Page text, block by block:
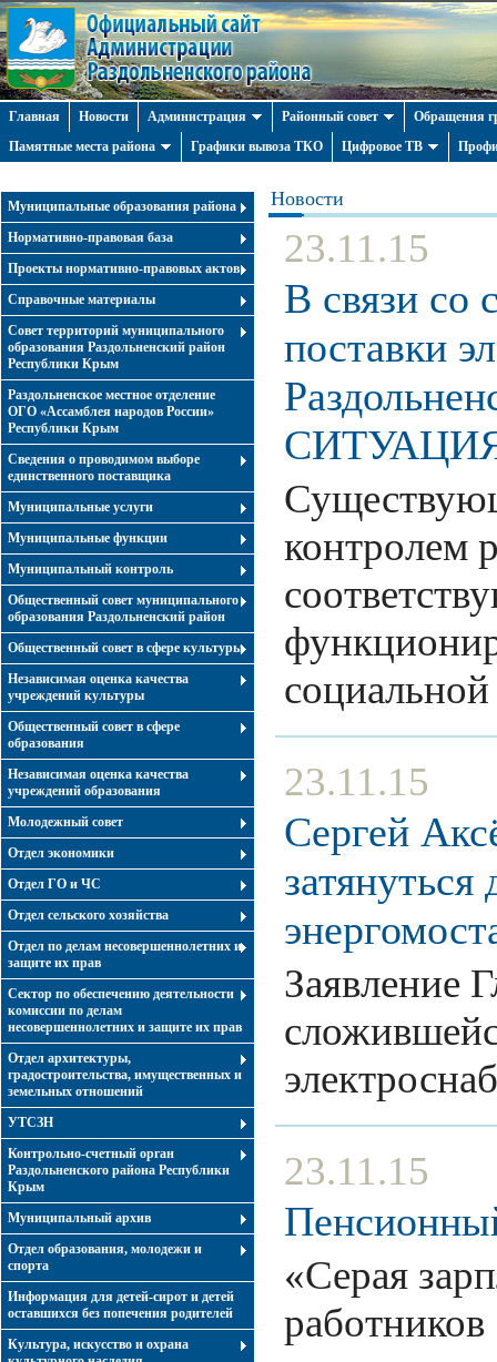
Главная Новости Администрация Районный совет
Обращения
Памятные места района
Графики вывоза ТКО Цифровое ТВ
Муниципальные образования района
Нормативно-правовая база
Проекты нормативно-правовых актов
Справочные материалы
Совет территорий муниципального
образования Раздольненский район
Республики Крым
Раздольненское местное отделение
ОГО «Ассамблея народов России»
Республики Крым
Cведения о проводимом выборе
единственного поставщика
Муниципальные услуги
Муниципальные функции
Муниципальный контроль
Общественный совет муниципального
образования Раздольненский район
Общественный совет в сфере культуры
Независимая оценка качества
учреждений культуры
Общественный совет в сфере
образования
Независимая оценка качества
учреждений образования
Молодежный совет
Отдел экономики
Отдел ГО и ЧС
Отдел сельского хозяйства
Отдел по делам несовершеннолетних и
защите их прав
Сектор по обеспечению деятельности
комиссии по делам
несовершеннолетних и защите их прав
Отдел архитектуры,
градостроительства, имущественных и
земельных отношений
УТСЗН
Контрольно-счетный орган
Раздольненского района Республики
Крым
Муниципальный архив
Отдел образования, молодежи и
спорта
Информация для детей-сирот и детей
оставшихся без попечения родителей
Культура, искусство и охрана
Новости
23.11.15
В связи со
поставки
контролем
23.11.15
Сергей
Заявление
23.11.15
«Серая